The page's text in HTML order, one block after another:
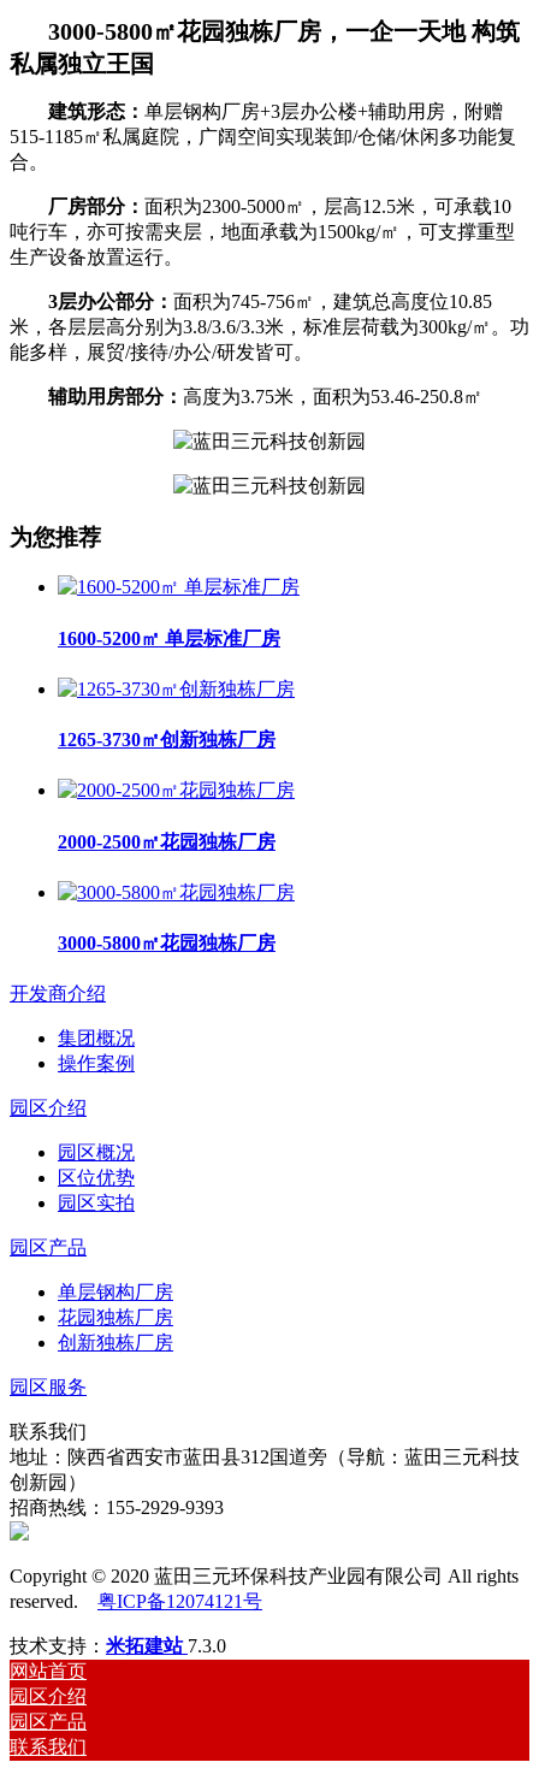
3000-5800㎡花园独栋厂房，一企一天地 构筑
私属独立王国
建筑形态： 单层钢构厂房+3层办公楼+辅助用房，附赠
515-1185㎡私属庭院，广阔空间实现装卸/仓储/休闲多功能复
合。
厂房部分： 面积为2300-5000㎡，层高12.5米，可承载10
吨行车，亦可按需夹层，地面承载为1500kg/㎡，可支撑重型
生产设备放置运行。
3层办公部分： 面积为745-756㎡，建筑总高度位10.85
米，各层层高分别为3.8/3.6/3.3米，标准层荷载为300kg/㎡。功
能多样，展贸/接待/办公/研发皆可。
辅助用房部分： 高度为3.75米，面积为53.46-250.8㎡
为您推荐
1600-5200㎡ 单层标准厂房
1265-3730㎡创新独栋厂房
2000-2500㎡花园独栋厂房
3000-5800㎡花园独栋厂房
开发商介绍
集团概况
操作案例
园区介绍
园区概况
区位优势
园区实拍
园区产品
单层钢构厂房
花园独栋厂房
创新独栋厂房
园区服务
联系我们
地址：陕西省西安市蓝田县312国道旁（导航：蓝田三元科技
创新园）
招商热线：155-2929-9393
Copyright © 2020 蓝田三元环保科技产业园有限公司 All rights
reserved. 粤ICP备12074121号
技术支持： 米拓建站 7.3.0
网站首页
园区介绍
园区产品
联系我们